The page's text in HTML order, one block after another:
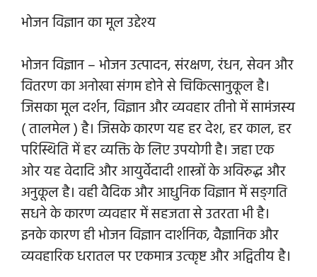
भोजन विज्ञान का मूल उद्देश्य
भोजन विज्ञान – भोजन उत्पादन, संरक्षण, रंधन, सेवन और
वितरण का अनोखा संगम होने से चिकित्सानुकूल है।
जिसका मूल दर्शन, विज्ञान और व्यवहार तीनो में सामंजस्य
( तालमेल ) है। जिसके कारण यह हर देश, हर काल, हर
परिस्थिति में हर व्यक्ति के लिए उपयोगी है। जहा एक
ओर यह वेदादि और आयुर्वेदादी शास्त्रों के अविरुद्ध और
अनुकूल है। वही वैदिक और आधुनिक विज्ञान में सङ्गति
सधने के कारण व्यवहार में सहजता से उतरता भी है।
इनके कारण ही भोजन विज्ञान दार्शनिक, वैज्ञानिक और
व्यवहारिक धरातल पर एकमात्र उत्कृष्ट और अद्वितीय है।